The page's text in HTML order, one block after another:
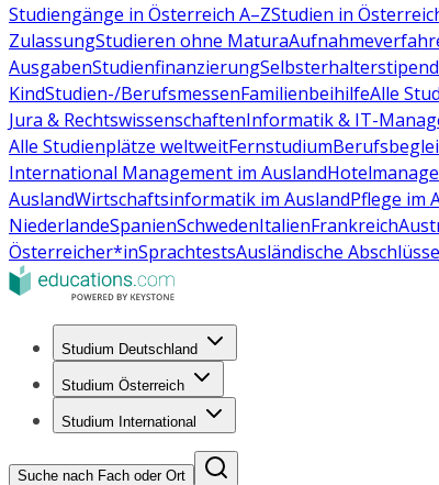
Studiengänge in Österreich A–ZStudien in
ZulassungStudieren ohne Matura
AusgabenStudienfinanzierung
KindStudien-/BerufsmessenFamilienbeihilfeAlle
Jura & RechtswissenschaftenInformatik & IT-
Alle Studienplätze weltweitFernstudium
International Management im Ausland
AuslandWirtschaftsinformatik im AuslandPflege im
NiederlandeSpanienSchwedenItalienFrankreich
Österreicher*inSprachtestsAusländische Abschlüsse
Studium Deutschland
Studium Österreich
Studium International
Suche nach Fach oder Ort